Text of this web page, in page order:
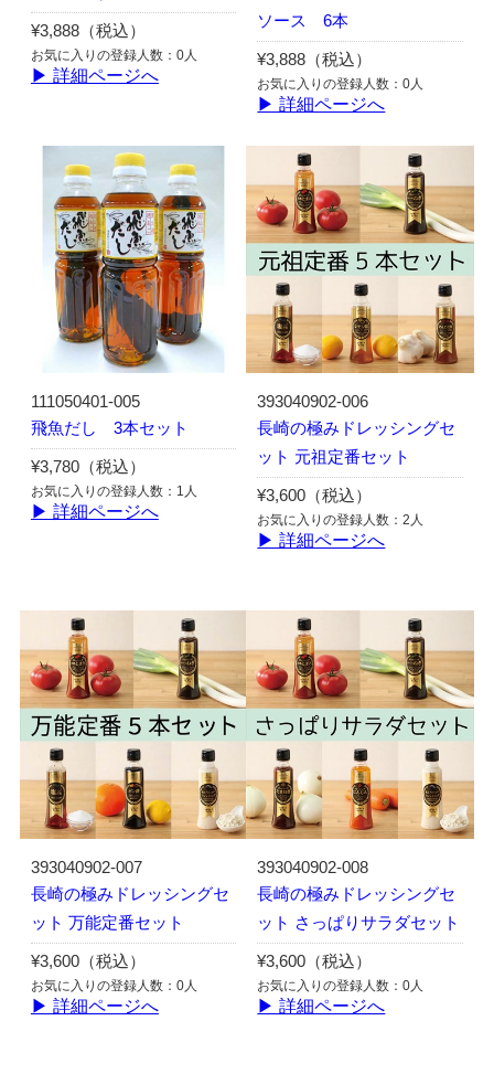
¥3,888（税込）
お気に入りの登録人数：0人
▶ 詳細ページへ
ソース 6本
¥3,888（税込）
お気に入りの登録人数：0人
▶ 詳細ページへ
111050401-005
飛魚だし 3本セット
¥3,780（税込）
お気に入りの登録人数：1人
▶ 詳細ページへ
393040902-006
長崎の極みドレッシングセ
ット 元祖定番セット
¥3,600（税込）
お気に入りの登録人数：2人
▶ 詳細ページへ
393040902-007
長崎の極みドレッシングセ
ット 万能定番セット
¥3,600（税込）
お気に入りの登録人数：0人
▶ 詳細ページへ
393040902-008
長崎の極みドレッシングセ
ット さっぱりサラダセット
¥3,600（税込）
お気に入りの登録人数：0人
▶ 詳細ページへ